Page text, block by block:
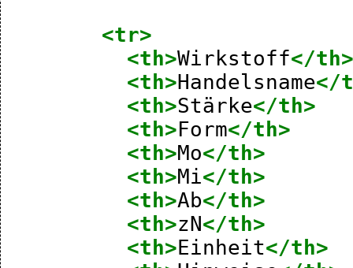
<tr>
<th>Wirkstoff</
<th>Handelsname</
<th>Stärke</th>
<th>Form</th>
<th>Mo</th>
<th>Mi</th>
<th>Ab</th>
<th>zN</th>
<th>Einheit</th>